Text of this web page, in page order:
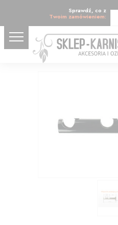
Sprawdź, co z
Twoim zamówieniem: